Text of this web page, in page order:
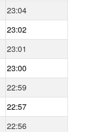
23:04
23:02
23:01
23:00
22:59
22:57
22:56